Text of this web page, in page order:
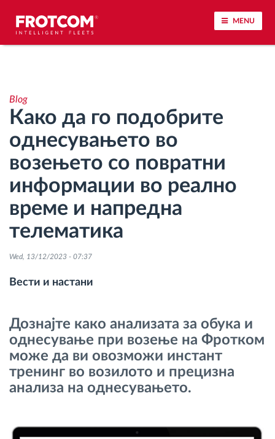
MENU
Анализа на возачкото однесување
Следење на времетраењето на возењето
Управување со работната сила
Далечинско преземање тахографски
Контрола на пристап
Управување со горивото
Планирање и следење на рутите
Автоматска идентификација на возачите
Откријте ги сите можности
Blog
Како да го подобрите
однесувањето во
возењето со повратни
информации во реално
време и напредна
телематика
Wed, 13/12/2023 - 07:37
Вести и настани
Дознајте како анализата за обука и
однесување при возење на Фротком
може да ви овозможи инстант
тренинг во возилото и прецизна
анализа на однесувањето.